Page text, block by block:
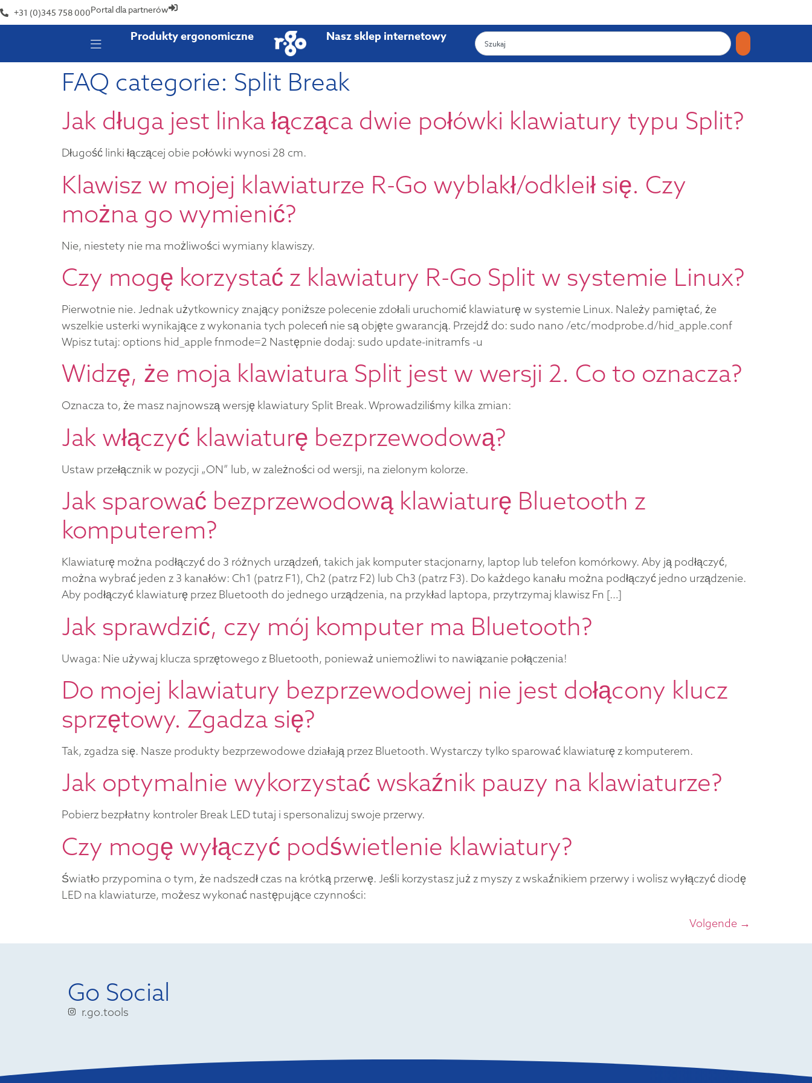
+31 (0)345 758 000Portal dla partnerów
Produkty ergonomiczne Nasz sklep internetowy
FAQ categorie: Split Break
Jak długa jest linka łącząca dwie połówki klawiatury typu Split?
Długość linki łączącej obie połówki wynosi 28 cm.
Klawisz w mojej klawiaturze R-Go wyblakł/odkleił się. Czy
można go wymienić?
Nie, niestety nie ma możliwości wymiany klawiszy.
Czy mogę korzystać z klawiatury R-Go Split w systemie Linux?
Pierwotnie nie. Jednak użytkownicy znający poniższe polecenie zdołali uruchomić klawiaturę w systemie Linux. Należy pamiętać, że
wszelkie usterki wynikające z wykonania tych poleceń nie są objęte gwarancją. Przejdź do: sudo nano /etc/modprobe.d/hid_apple.conf
Wpisz tutaj: options hid_apple fnmode=2 Następnie dodaj: sudo update-initramfs -u
Widzę, że moja klawiatura Split jest w wersji 2. Co to oznacza?
Oznacza to, że masz najnowszą wersję klawiatury Split Break. Wprowadziliśmy kilka zmian:
Jak włączyć klawiaturę bezprzewodową?
Ustaw przełącznik w pozycji „ON” lub, w zależności od wersji, na zielonym kolorze.
Jak sparować bezprzewodową klawiaturę Bluetooth z
komputerem?
Klawiaturę można podłączyć do 3 różnych urządzeń, takich jak komputer stacjonarny, laptop lub telefon komórkowy. Aby ją podłączyć,
można wybrać jeden z 3 kanałów: Ch1 (patrz F1), Ch2 (patrz F2) lub Ch3 (patrz F3). Do każdego kanału można podłączyć jedno urządzenie.
Aby podłączyć klawiaturę przez Bluetooth do jednego urządzenia, na przykład laptopa, przytrzymaj klawisz Fn […]
Jak sprawdzić, czy mój komputer ma Bluetooth?
Uwaga: Nie używaj klucza sprzętowego z Bluetooth, ponieważ uniemożliwi to nawiązanie połączenia!
Do mojej klawiatury bezprzewodowej nie jest dołącony klucz
sprzętowy. Zgadza się?
Tak, zgadza się. Nasze produkty bezprzewodowe działają przez Bluetooth. Wystarczy tylko sparować klawiaturę z komputerem.
Jak optymalnie wykorzystać wskaźnik pauzy na klawiaturze?
Pobierz bezpłatny kontroler Break LED tutaj i spersonalizuj swoje przerwy.
Czy mogę wyłączyć podświetlenie klawiatury?
Światło przypomina o tym, że nadszedł czas na krótką przerwę. Jeśli korzystasz już z myszy z wskaźnikiem przerwy i wolisz wyłączyć diodę
LED na klawiaturze, możesz wykonać następujące czynności:
Volgende →
Go Social
r.go.tools